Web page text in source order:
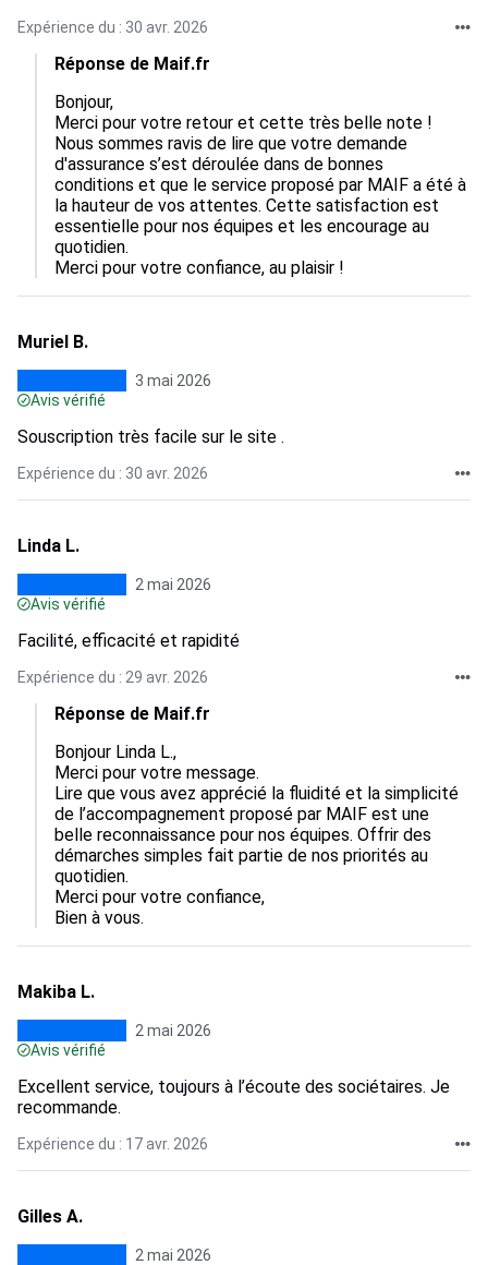
Expérience du : 30 avr. 2026
Réponse de Maif.fr
Bonjour,
Merci pour votre retour et cette très belle note !
Nous sommes ravis de lire que votre demande
d'assurance s’est déroulée dans de bonnes
conditions et que le service proposé par MAIF a été à
la hauteur de vos attentes. Cette satisfaction est
essentielle pour nos équipes et les encourage au
quotidien.
Merci pour votre confiance, au plaisir !
Muriel B.
3 mai 2026
Avis vérifié
Souscription très facile sur le site .
Expérience du : 30 avr. 2026
Linda L.
2 mai 2026
Avis vérifié
Facilité, efficacité et rapidité
Expérience du : 29 avr. 2026
Réponse de Maif.fr
Bonjour Linda L.,
Merci pour votre message.
Lire que vous avez apprécié la fluidité et la simplicité
de l’accompagnement proposé par MAIF est une
belle reconnaissance pour nos équipes. Offrir des
démarches simples fait partie de nos priorités au
quotidien.
Merci pour votre confiance,
Bien à vous.
Makiba L.
2 mai 2026
Avis vérifié
Excellent service, toujours à l’écoute des sociétaires. Je
recommande.
Expérience du : 17 avr. 2026
Gilles A.
2 mai 2026